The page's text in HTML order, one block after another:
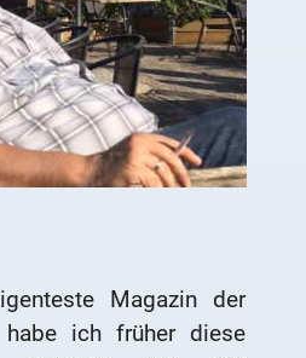
Magazin der
ich früher diese